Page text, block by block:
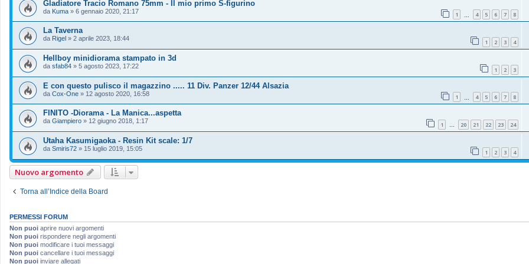
Gladiatore Tracio Romano 75mm - Il mio primo S-figurino
da Kuma » 6 gennaio 2020, 21:17 1 4 5 6 7 8
La Taverna
da Rigel » 2 aprile 2023, 18:44 1 2 3 4
Hellboy minidiorama stampato in 3d
da sfab84 » 5 agosto 2023, 17:22 1 2 3
E con questo pulisco il magazzino ..... 11 Div. Panzer 12/44 Alsazia
da Cox-One » 12 agosto 2020, 16:58 1 4 5 6 7 8
FINITO -Diorama - La Manica...aspetta
da Giampiero » 12 giugno 2018, 1:17 1 … 20 21 22 23 24
Utaha Kasumigaoka - Resin Kit scale: 1/7
da Smiris72 » 15 luglio 2019, 15:05 1 2 3 4
Nuovo argomento
Torna all’Indice della Board
PERMESSI FORUM
Non puoi aprire nuovi argomenti
Non puoi rispondere negli argomenti
Non puoi modificare i tuoi messaggi
Non puoi cancellare i tuoi messaggi
Non puoi inviare allegati